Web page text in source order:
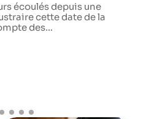
écoulés depuis une
cette date de la
des…